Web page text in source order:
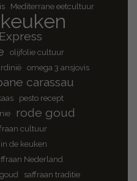
Mediterrane eetcultuur
olijfolie cultuur
omega 3 ansjovis
carassau
pesto recept
rode goud
cultuur
de keuken
Nederland
saffraan traditie